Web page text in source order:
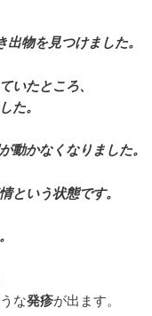
物を見つけました。
いたところ、
た。
動かなくなりました。
という状態です。
な発疹が出ます。